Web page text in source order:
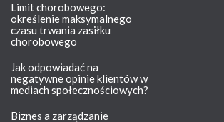
Limit chorobowego:
określenie maksymalnego
czasu trwania zasiłku
chorobowego
Jak odpowiadać na
negatywne opinie klientów w
mediach społecznościowych?
Biznes a zarządzanie